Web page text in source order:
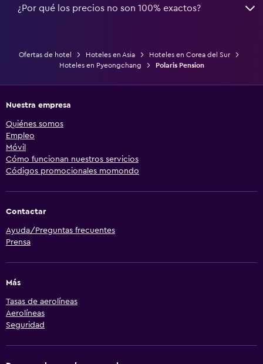
¿Por qué los precios no son 100% exactos?
Ofertas de hotel Hoteles en Asia
Hoteles en Corea del Sur
Hoteles en Pyeongchang
Polaris Pension
Nuestra empresa
Quiénes somos
Empleo
Móvil
Cómo funcionan nuestros servicios
Códigos promocionales momondo
Contactar
Ayuda/Preguntas frecuentes
Prensa
Más
Tasas de aerolíneas
Aerolíneas
Seguridad